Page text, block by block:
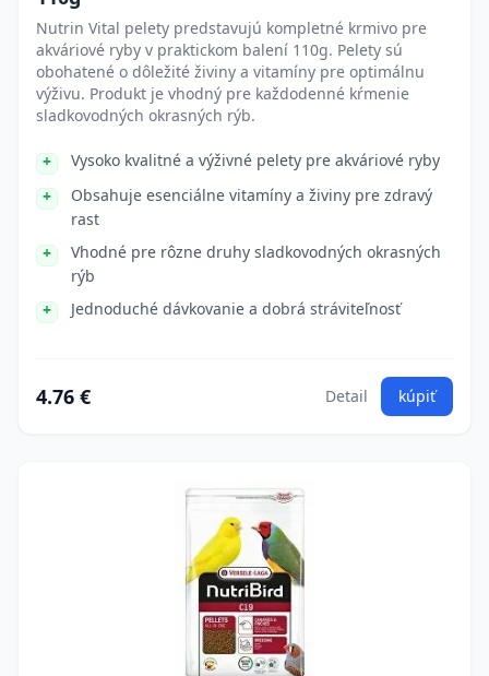
Nutrin Vital pelety predstavujú kompletné krmivo pre
akváriové ryby v praktickom balení 110g. Pelety sú
obohatené o dôležité živiny a vitamíny pre optimálnu
výživu. Produkt je vhodný pre každodenné kŕmenie
sladkovodných okrasných rýb.
Vysoko kvalitné a výživné pelety pre akváriové ryby
Obsahuje esenciálne vitamíny a živiny pre zdravý
rast
Vhodné pre rôzne druhy sladkovodných okrasných
rýb
Jednoduché dávkovanie a dobrá stráviteľnosť
4.76 € Detail kúpiť